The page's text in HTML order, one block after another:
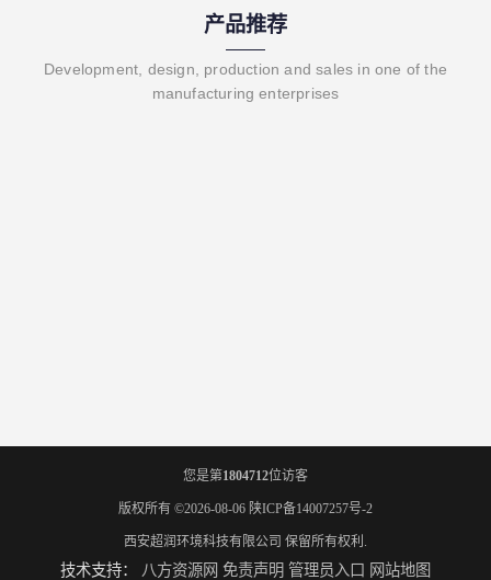
产品推荐
Development, design, production and sales in one of the
manufacturing enterprises
您是第1804712位访客
版权所有 ©2026-08-06 陕ICP备14007257号-2
西安超润环境科技有限公司 保留所有权利.
技术支持： 八方资源网 免责声明 管理员入口 网站地图